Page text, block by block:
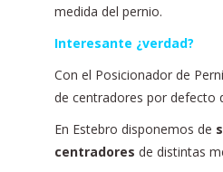
medida del pernio.
Interesante ¿verdad?
Con el Posicionador de
de centradores por defecto
En Estebro disponemos de
centradores de distintas